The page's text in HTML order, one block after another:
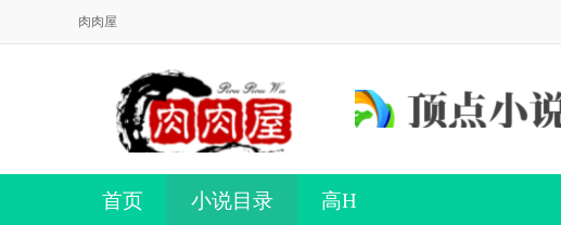
肉肉屋
首页 小说目录 高H